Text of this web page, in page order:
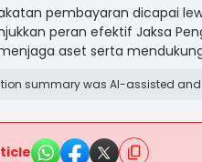
pembayaran dicapai
peran efektif Jaksa
menjaga aset serta
summary was AI-assisted